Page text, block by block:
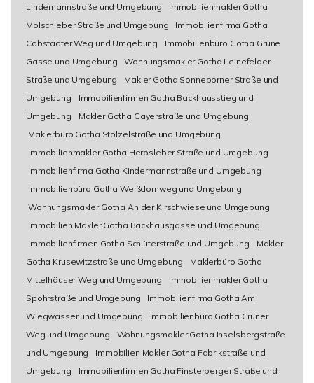
Lindemannstraße und Umgebung
Immobilienmakler Gotha
Molschleber Straße und Umgebung
Immobilienfirma Gotha
Cobstädter Weg und Umgebung
Immobilienbüro Gotha Grüne
Gasse und Umgebung
Wohnungsmakler Gotha Leinefelder
Straße und Umgebung
Makler Gotha Sonneborner Straße und
Umgebung
Immobilienfirmen Gotha Backhausstieg und
Umgebung
Makler Gotha Gayerstraße und Umgebung
Maklerbüro Gotha Stölzelstraße und Umgebung
Immobilienmakler Gotha Herbsleber Straße und Umgebung
Immobilienfirma Gotha Kindermannstraße und Umgebung
Immobilienbüro Gotha Weißdornweg und Umgebung
Wohnungsmakler Gotha An der Kirschwiese und Umgebung
Immobilien Makler Gotha Backhausgasse und Umgebung
Immobilienfirmen Gotha Schlüterstraße und Umgebung
Makler
Gotha Krusewitzstraße und Umgebung
Maklerbüro Gotha
Mittelhäuser Weg und Umgebung
Immobilienmakler Gotha
Spohrstraße und Umgebung
Immobilienfirma Gotha Am
Wiegwasser und Umgebung
Immobilienbüro Gotha Grüner
Weg und Umgebung
Wohnungsmakler Gotha Inselsbergstraße
und Umgebung
Immobilien Makler Gotha Fabrikstraße und
Umgebung
Immobilienfirmen Gotha Finsterberger Straße und